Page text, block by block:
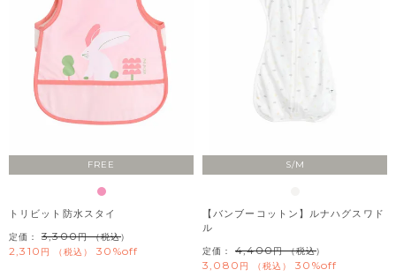
FREE
トリビット防水スタイ
定価： 3,300 （税込）
2,310 税込 30%off
S/M
【バンブーコットン】ルナハグスワド
ル
定価： 4,400 （税込）
3,080 税込 30%off